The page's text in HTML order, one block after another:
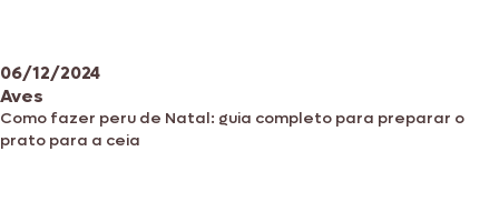
06/12/2024
Aves
Como fazer peru de Natal: guia completo para preparar o
prato para a ceia